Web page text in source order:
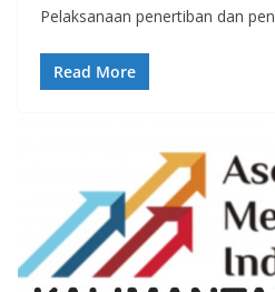
Pelaksanaan penertiban dan
Read More